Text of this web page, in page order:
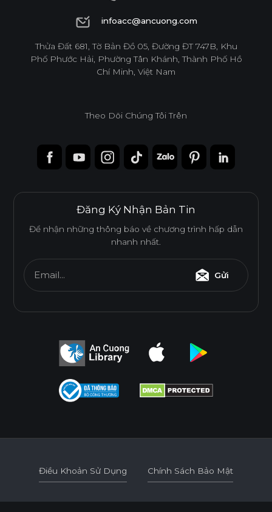
1900 6944
infoacc@ancuong.com
infoacc@ancuong.com
Thửa Đất 681, Tờ Bản Đồ 05, Đường ĐT 747B, Khu
Phố Phước Hải, Phường Tân Khánh, Thành Phố Hồ
Chí Minh, Việt Nam
Theo Dõi Chúng Tôi Trên
Đăng Ký Nhận Bản Tin
Để nhận những thông báo về chương trình hấp dẫn
nhanh nhất.
Email... Gửi
Điều Khoản Sử Dụng Chính Sách Bảo Mật